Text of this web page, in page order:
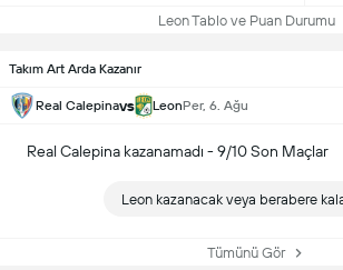
Leon Tablo ve Puan Durumu
Takım Art Arda Kazanır
Real Calepinavs LeonPer, 6. Ağu
Real Calepina kazanamadı - 9/10 Son Maçlar
Leon kazanacak veya berabere
Tümünü Gör